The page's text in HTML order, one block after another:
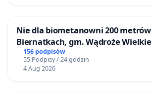
a jedna dostała dożywotni zakaz
Eksperci twierdzą, że to za mało. Ich
przychodzenie do pracy po alkoholu
nauczyciele powinni natychmiast
Nie dla biometanowni 200
Biernatkach, gm. Wądroże Wielkie
156 podpisów
55 Podpisy / 24 godzin
4 Aug 2026